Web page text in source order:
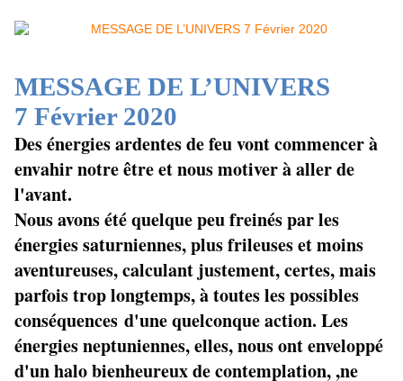
MESSAGE DE L’UNIVERS
7 Février 2020
Des énergies ardentes de feu vont commencer à
envahir notre être et nous motiver à aller de
l'avant.
Nous avons été quelque peu freinés par les
énergies saturniennes, plus frileuses et moins
aventureuses, calculant justement, certes, mais
parfois trop longtemps, à toutes les possibles
conséquences d'une quelconque action. Les
énergies neptuniennes, elles, nous ont enveloppé
d'un halo bienheureux de contemplation, ,ne